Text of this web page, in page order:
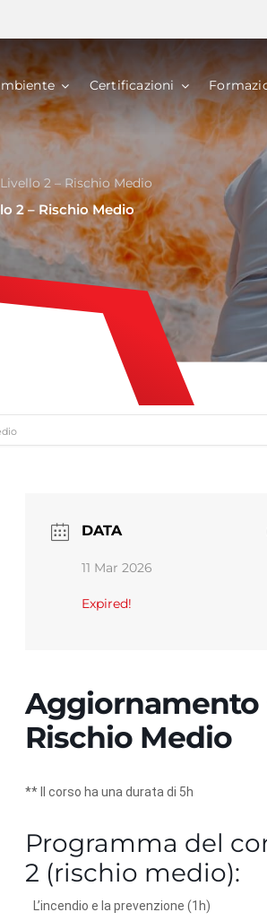
Certificazioni
2 – Rischio Medio
2 – Rischio Medio
DATA
11 Mar 2026
Expired!
Aggiornamento
Rischio Medio
** Il corso ha una durata di 5h
Programma del
2 (rischio medio):
L’incendio e la prevenzione (1h)